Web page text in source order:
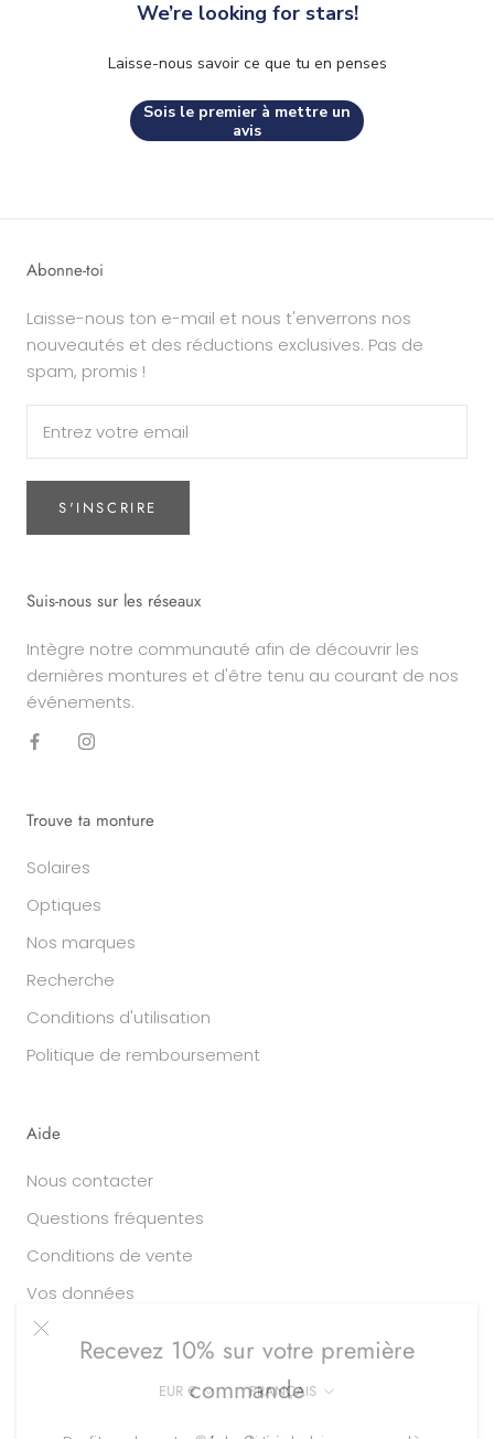
Recevez 10% sur votre première
commande
We’re looking for stars!
Laisse-nous savoir ce que tu en penses
Sois le premier à mettre un
avis
Abonne-toi
Laisse-nous ton e-mail et nous t'enverrons nos
nouveautés et des réductions exclusives. Pas de
spam, promis !
S'INSCRIRE
Suis-nous sur les réseaux
Intègre notre communauté afin de découvrir les
dernières montures et d'être tenu au courant de nos
événements.
Trouve ta monture
Solaires
Optiques
Nos marques
Recherche
Conditions d'utilisation
Politique de remboursement
Aide
Nous contacter
Questions fréquentes
Conditions de vente
Vos données
Devise
EUR € Langue
FRANÇAIS